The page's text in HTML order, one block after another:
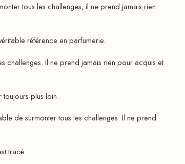
tous les challenges, il ne prend jamais rien
référence en parfumerie.
challenges. Il ne prend jamais rien pour acquis et
plus loin.
de surmonter tous les challenges. Il ne prend
tracé.